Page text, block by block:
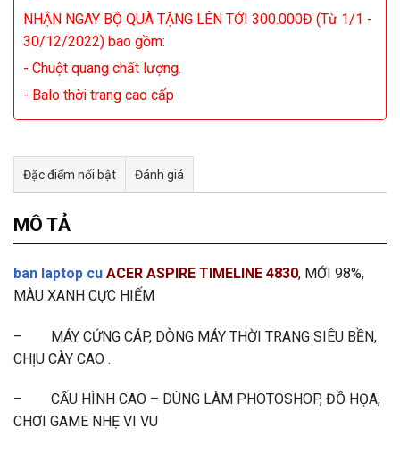
NHẬN NGAY BỘ QUÀ TẶNG LÊN TỚI 300.000Đ (Từ 1/1 -
30/12/2022) bao gồm:
- Chuột quang chất lượng.
- Balo thời trang cao cấp
Đặc điểm nổi bật Đánh giá
Tư vấn & bán hàng qua Facebook
MÔ TẢ
ban laptop cu ACER ASPIRE TIMELINE 4830, MỚI 98%,
MÀU XANH CỰC HIẾM
– MÁY CỨNG CÁP, DÒNG MÁY THỜI TRANG SIÊU BỀN,
CHỊU CÀY CAO .
– CẤU HÌNH CAO – DÙNG LÀM PHOTOSHOP, ĐỒ HỌA,
CHƠI GAME NHẸ VI VU